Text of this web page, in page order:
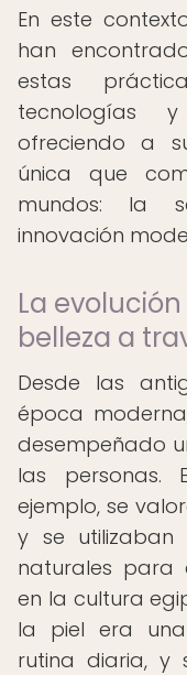
En este
han
estas
tecnologías y
ofreciendo a
única que
mundos: la
innovación
La
belleza a
Desde las
época
desempeñado
las personas.
ejemplo, se
y se utilizaban
naturales para
en la cultura
la piel era
rutina diaria, y